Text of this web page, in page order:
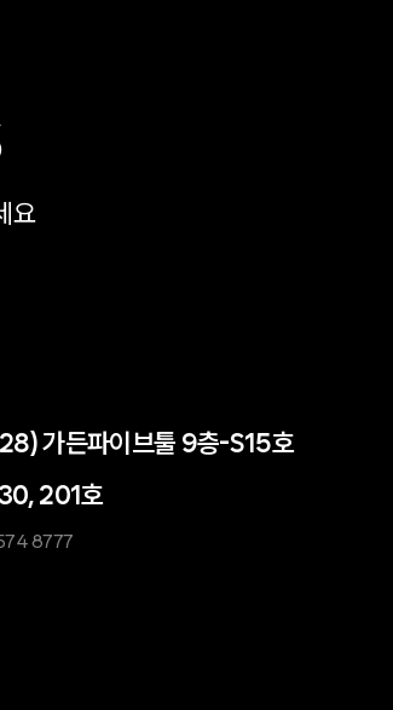
요
가든파이브툴 9층-S15호
201호
8777